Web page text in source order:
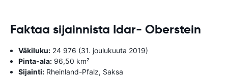
Faktaa sijainnista Idar- Oberstein
Väkiluku: 24 976 (31. joulukuuta 2019)
Pinta-ala: 96,50 km²
Sijainti: Rheinland-Pfalz, Saksa